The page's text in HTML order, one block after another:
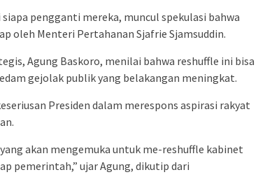
pengganti mereka, muncul spekulasi bahwa
oleh Menteri Pertahanan Sjafrie Sjamsuddin.
Agung Baskoro, menilai bahwa reshuffle ini bisa
gejolak publik yang belakangan meningkat.
Presiden dalam merespons aspirasi rakyat
akan mengemuka untuk me-reshuffle kabinet
pemerintah,” ujar Agung, dikutip dari